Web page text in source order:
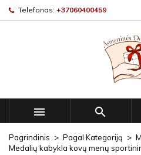
Telefonas: +37060400459
 
Pagrindinis Pagal Kategoriją
Medalių kabykla kovų menų